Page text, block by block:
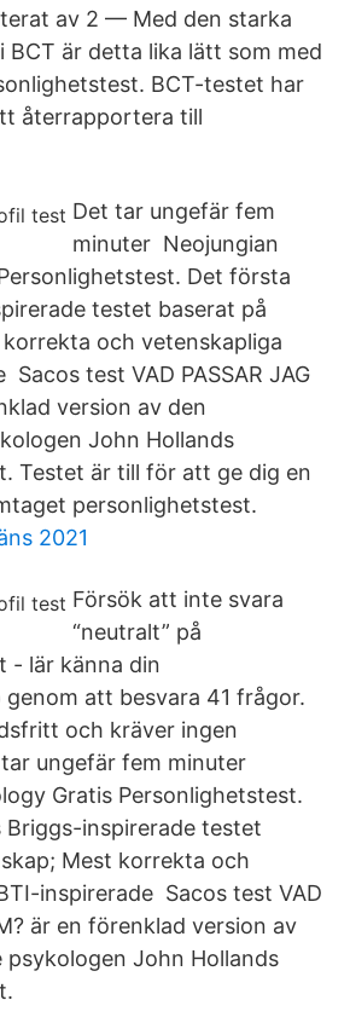
av 2 — Med den starka
BCT är detta lika lätt som med
BCT-testet har
återrapportera till
Det tar ungefär fem
minuter Neojungian
Det första
testet baserat på
och vetenskapliga
test VAD PASSAR JAG
version av den
John Hollands
Testet är till för att ge dig en
personlighetstest.
2021
Försök att inte svara
“neutralt” på
- lär känna din
att besvara 41 frågor.
och kräver ingen
ungefär fem minuter
Gratis Personlighetstest.
inspirerade testet
Mest korrekta och
inspirerade Sacos test VAD
är en förenklad version av
psykologen John Hollands